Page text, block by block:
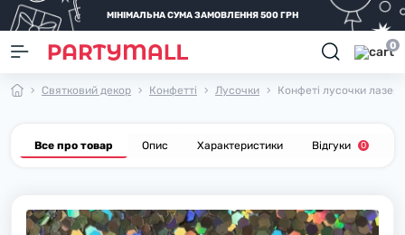
МІНІМАЛЬНА СУМА ЗАМОВЛЕННЯ 500 ГРН
0
Святковий декор Конфетті Лусочки Конфеті лусочки лазер
Все про товар Опис Характеристики Відгуки 0